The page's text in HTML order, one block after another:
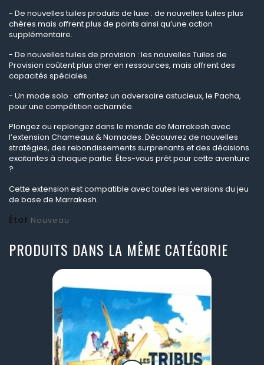
- De nouvelles tuiles produits de luxe : de nouvelles tuiles plus
chères mais offrent plus de points ainsi qu’une action
supplémentaire.
- De nouvelles tuiles de provision : les nouvelles Tuiles de
Provision coûtent plus cher en ressources, mais offrent des
capacités spéciales.
- Un mode solo : affrontez un adversaire astucieux, le Pacha,
pour une compétition acharnée.
Plongez ou replongez dans le monde de Marrakesh avec
l’extension Chameaux & Nomades. Découvrez de nouvelles
stratégies, des rebondissements surprenants et des décisions
excitantes à chaque partie. Êtes-vous prêt pour cette aventure
?
Cette extension est compatible avec toutes les versions du jeu
de base de Marrakesh.
État Nouveau
PRODUITS DANS LA MÊME CATÉGORIE